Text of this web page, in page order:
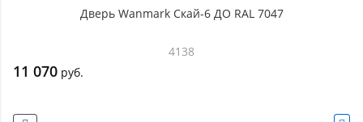
Дверь Wanmark Скай-6 ДО RAL 7047
4138
11 070 руб.